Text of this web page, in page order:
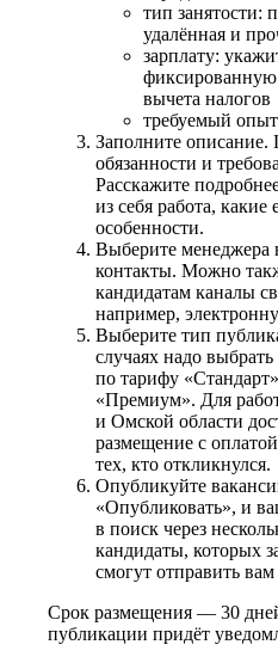
тип занятости:
удалённая и
зарплату:
вычета налогов
требуемый
Заполните описание.
обязанности и
Расскажите
из себя работа,
особенности.
Выберите менеджера
контакты. Можно
кандидатам каналы
например,
Выберите тип
случаях надо
по тарифу
«Премиум». Для
и Омской области
размещение с
тех, кто откликнулся.
Опубликуйте
«Опубликовать», и
в поиск через
кандидаты, которых
смогут отправить
Срок размещения — 30
публикации придёт